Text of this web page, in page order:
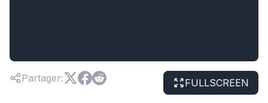
Partager: FULLSCREEN